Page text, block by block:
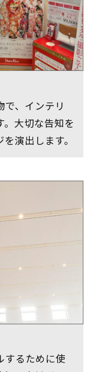
、インテリ
大切な告知を
演出します。
するために使